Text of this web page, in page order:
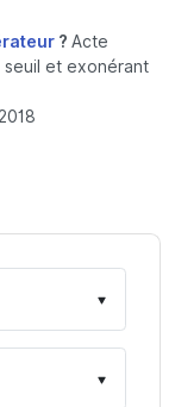
? Acte
et exonérant